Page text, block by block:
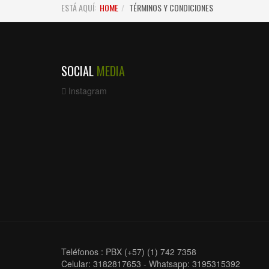
ESTÁ AQUÍ: HOME TÉRMINOS Y CONDICIONES
SOCIAL MEDIA
Instagram
Teléfonos : PBX (+57) (1) 742 7358
Celular: 3182817653 - Whatsapp: 3195315392